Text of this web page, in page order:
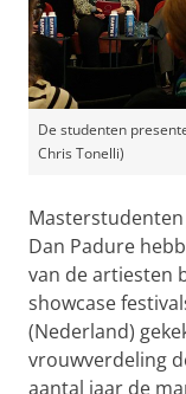
De studenten
Chris Tonelli)
Masterstudenten
Dan Padure
van de artiesten
showcase
(Nederland)
vrouwverdeling
aantal jaar de